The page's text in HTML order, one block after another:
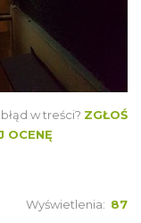
w treści? ZGŁOŚ
OCENĘ
Wyświetlenia: 87